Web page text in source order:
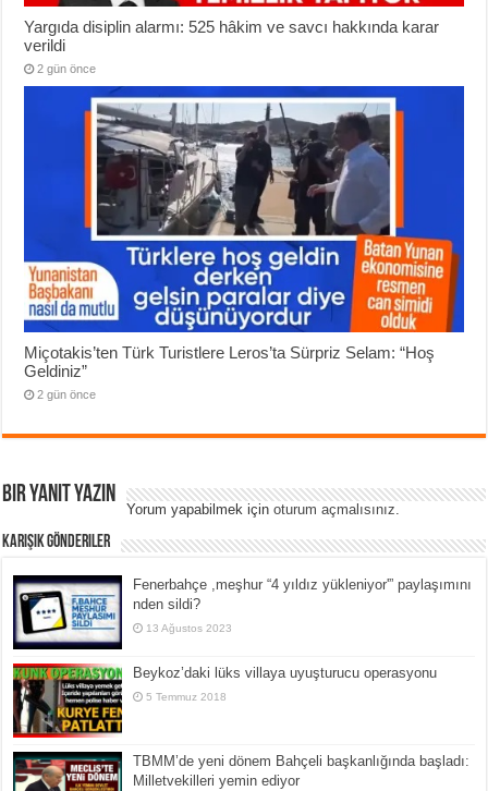
Yargıda disiplin alarmı: 525 hâkim ve savcı hakkında karar
verildi
2 gün önce
Miçotakis’ten Türk Turistlere Leros’ta Sürpriz Selam: “Hoş
Geldiniz”
2 gün önce
Bir yanıt yazın
Yorum yapabilmek içinoturum açmalısınız
Karışık Gönderiler
Fenerbahçe ,meşhur “4 yıldız yükleniyor'” paylaşımını
nden sildi?
13 Ağustos 2023
Beykoz’daki lüks villaya uyuşturucu operasyonu
5 Temmuz 2018
TBMM’de yeni dönem Bahçeli başkanlığında başladı:
Milletvekilleri yemin ediyor